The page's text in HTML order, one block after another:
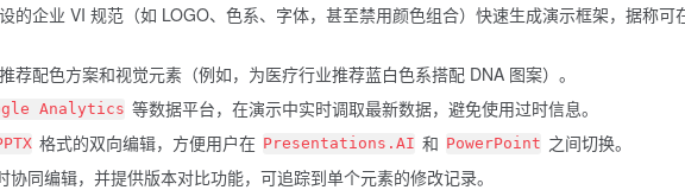
的企业 VI 规范（如 LOGO、色系、字体，甚至禁用颜色组合）快速生成演示框架，据称可
荐配色方案和视觉元素（例如，为医疗行业推荐蓝白色系搭配 DNA 图案）。
Analytics 等数据平台，在演示中实时调取最新数据，避免使用过时信息。
格式的双向编辑，方便用户在 Presentations.AI 和 PowerPoint 之间切换。
协同编辑，并提供版本对比功能，可追踪到单个元素的修改记录。